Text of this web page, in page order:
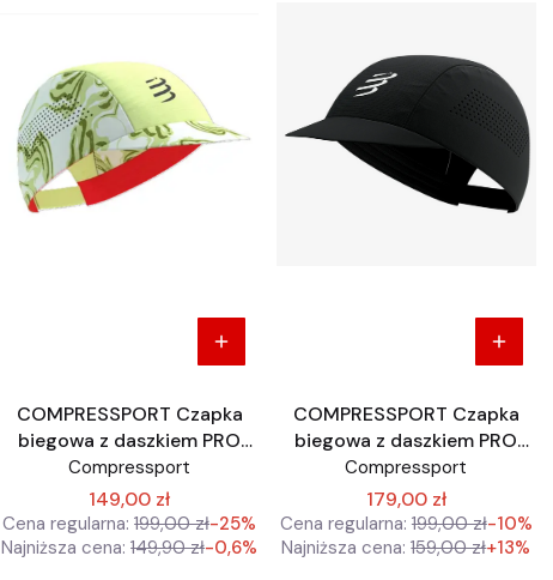
COMPRESSPORT Czapka
biegowa z daszkiem PRO
RACING CAP
Compressport
149,00 zł
Cena regularna: 199,00 zł-25%
Najniższa cena: 149,90 zł-0,6%
COMPRESSPORT Czapka
biegowa z daszkiem PRO
RACING CAP czarna
Compressport
179,00 zł
Cena regularna: 199,00 zł-10%
Najniższa cena: 159,00 zł+13%